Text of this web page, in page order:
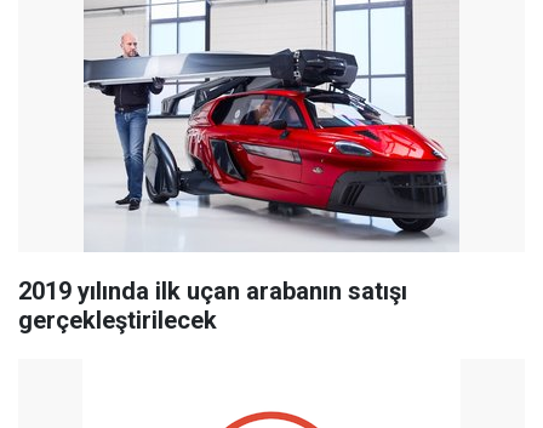
2019 yılında ilk uçan arabanın satışı
gerçekleştirilecek